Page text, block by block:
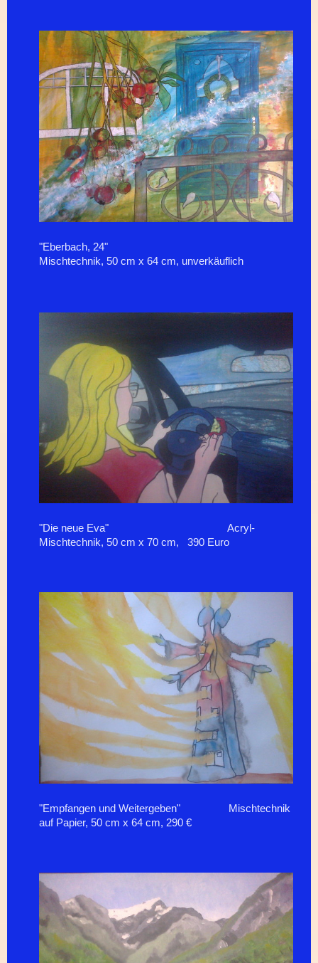
"Eberbach, 24"
Mischtechnik, 50 cm x 64 cm, unverkäuflich
"Die neue Eva" Acryl-
Mischtechnik, 50 cm x 70 cm, 390 Euro
"Empfangen und Weitergeben" Mischtechnik
auf Papier, 50 cm x 64 cm, 290 €